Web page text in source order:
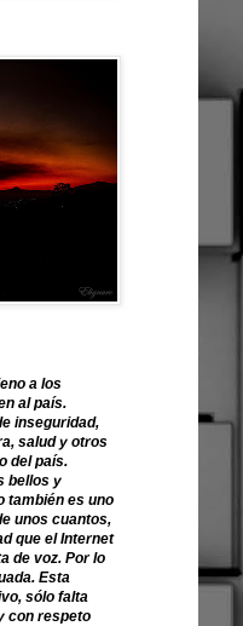
a los
al país.
inseguridad,
salud y otros
del país.
bellos y
también es uno
unos cuantos,
que el Internet
de voz. Por lo
Esta
sólo falta
con respeto